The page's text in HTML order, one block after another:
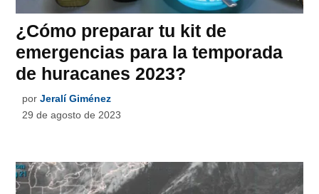
¿Cómo preparar tu kit de
emergencias para la temporada
de huracanes 2023?
por Jeralí Giménez
29 de agosto de 2023